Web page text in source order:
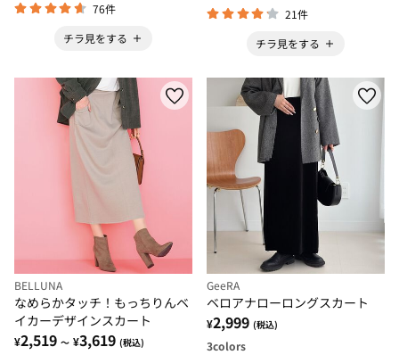
76件
チラ見をする
21件
チラ見をする
BELLUNA
なめらかタッチ！もっちりんベ
イカーデザインスカート
¥2,519 ～ ¥3,619 (税込)
GeeRA
ベロアナローロングスカート
¥2,999 (税込)
3colors